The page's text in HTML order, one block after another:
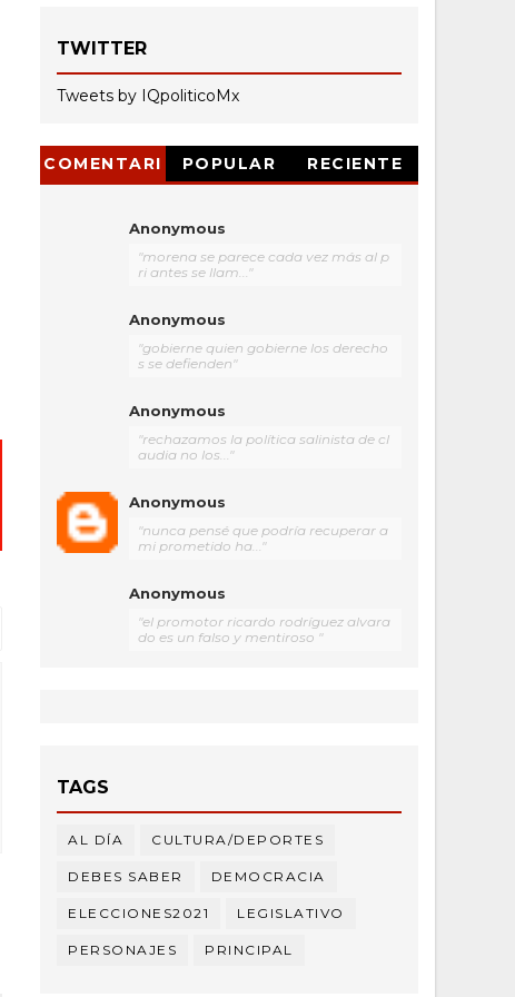
TWITTER
Tweets by IQpoliticoMx
COMENTARI
POPULAR RECIENTE
Anonymous
"morena se parece cada vez más al p
ri antes se llam..."
Anonymous
"gobierne quien gobierne los derecho
s se defienden"
Anonymous
"rechazamos la política salinista de cl
audia no los..."
Anonymous
"nunca pensé que podría recuperar a
mi prometido ha..."
Anonymous
"el promotor ricardo rodríguez alvara
do es un falso y mentiroso "
TAGS
AL DÍA CULTURA/DEPORTES
DEBES SABER DEMOCRACIA
ELECCIONES2021 LEGISLATIVO
PERSONAJES PRINCIPAL